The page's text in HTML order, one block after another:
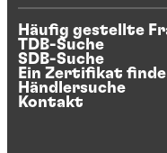
Häufig gestellte
TDB-Suche
SDB-Suche
Ein Zertifikat
Händlersuche
Kontakt